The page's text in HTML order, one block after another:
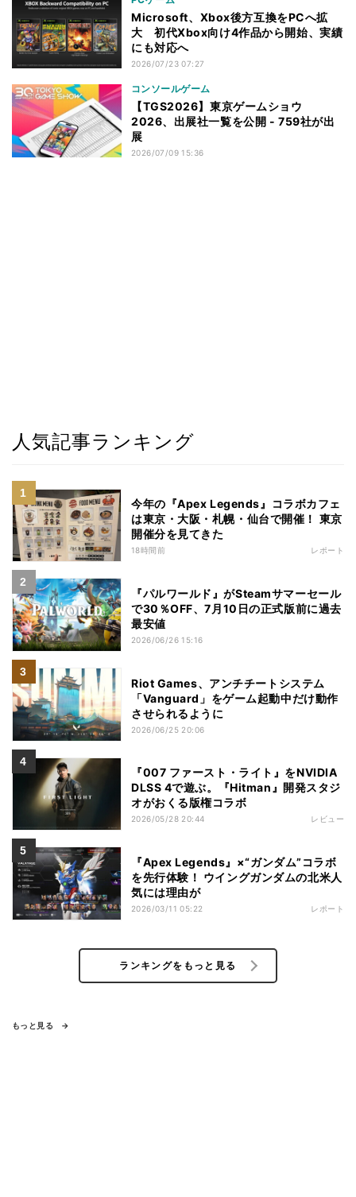
Microsoft、Xbox後方互換をPCへ拡
大 初代Xbox向け4作品から開始、実績
にも対応へ
2026/07/23 07:27
コンソールゲーム
【TGS2026】東京ゲームショウ
2026、出展社一覧を公開 - 759社が出
展
2026/07/09 15:36
人気記事ランキング
今年の『Apex Legends』コラボカフェ
は東京・大阪・札幌・仙台で開催！ 東京
開催分を見てきた
18時間前 レポート
『パルワールド』がSteamサマーセール
で30％OFF、7月10日の正式版前に過去
最安値
2026/06/26 15:16
Riot Games、アンチチートシステム
「Vanguard」をゲーム起動中だけ動作
させられるように
2026/06/25 20:06
『007 ファースト・ライト』をNVIDIA
DLSS 4で遊ぶ。『Hitman』開発スタジ
オがおくる版権コラボ
2026/05/28 20:44 レビュー
『Apex Legends』×“ガンダム”コラボ
を先行体験！ ウイングガンダムの北米人
気には理由が
2026/03/11 05:22 レポート
ランキングをもっと見る
もっと見る